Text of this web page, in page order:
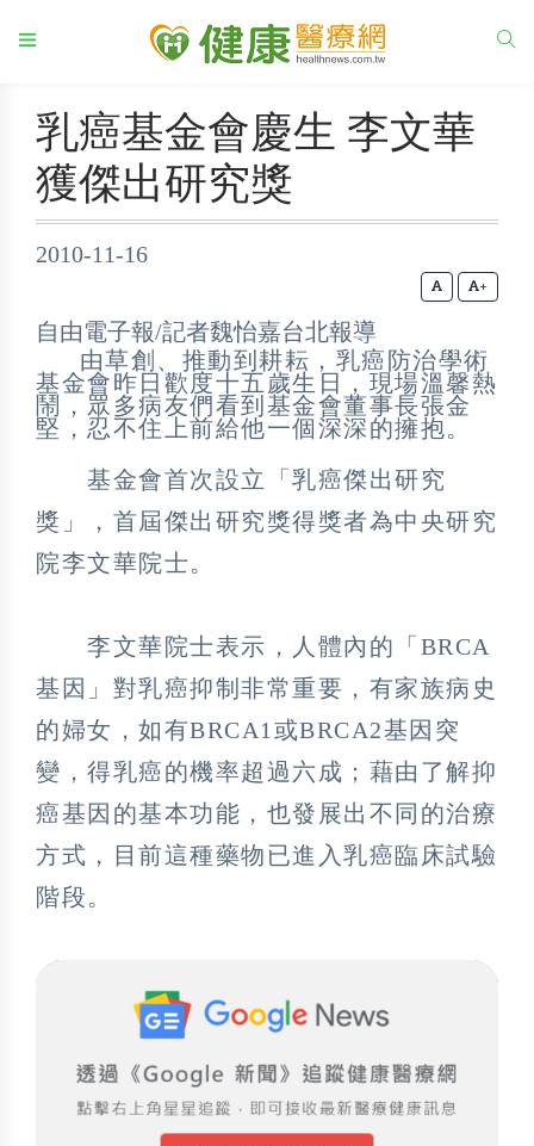
乳癌基金會慶生 李文華
獲傑出研究獎
2010-11-16
+
自由電子報/記者魏怡嘉台北報導
由草創、推動到耕耘，乳癌防治學術
基金會昨日歡度十五歲生日，現場溫馨熱
鬧，眾多病友們看到基金會董事長張金
堅，忍不住上前給他一個深深的擁抱。
基金會首次設立「乳癌傑出研究
獎」，首屆傑出研究獎得獎者為中央研究
院李文華院士。
李文華院士表示，人體內的「BRCA
基因」對乳癌抑制非常重要，有家族病史
的婦女，如有BRCA1或BRCA2基因突
變，得乳癌的機率超過六成；藉由了解抑
癌基因的基本功能，也發展出不同的治療
方式，目前這種藥物已進入乳癌臨床試驗
階段。